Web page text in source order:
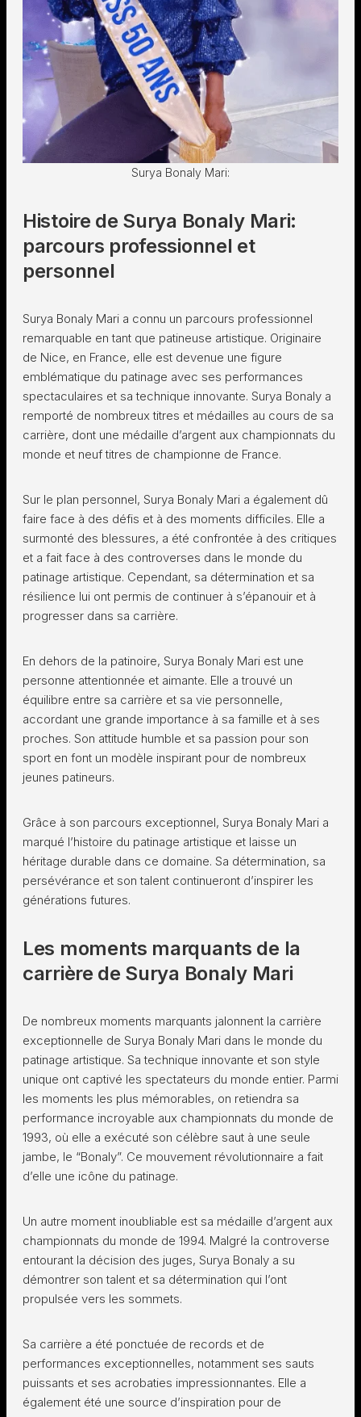
Surya Bonaly Mari:
Histoire de Surya Bonaly Mari:
parcours professionnel et
personnel
Surya Bonaly Mari a connu un parcours professionnel
remarquable en tant que patineuse artistique. Originaire
de Nice, en France, elle est devenue une figure
emblématique du patinage avec ses performances
spectaculaires et sa technique innovante. Surya Bonaly a
remporté de nombreux titres et médailles au cours de sa
carrière, dont une médaille d’argent aux championnats du
monde et neuf titres de championne de France.
Sur le plan personnel, Surya Bonaly Mari a également dû
faire face à des défis et à des moments difficiles. Elle a
surmonté des blessures, a été confrontée à des critiques
et a fait face à des controverses dans le monde du
patinage artistique. Cependant, sa détermination et sa
résilience lui ont permis de continuer à s’épanouir et à
progresser dans sa carrière.
En dehors de la patinoire, Surya Bonaly Mari est une
personne attentionnée et aimante. Elle a trouvé un
équilibre entre sa carrière et sa vie personnelle,
accordant une grande importance à sa famille et à ses
proches. Son attitude humble et sa passion pour son
sport en font un modèle inspirant pour de nombreux
jeunes patineurs.
Grâce à son parcours exceptionnel, Surya Bonaly Mari a
marqué l’histoire du patinage artistique et laisse un
héritage durable dans ce domaine. Sa détermination, sa
persévérance et son talent continueront d’inspirer les
générations futures.
Les moments marquants de la
carrière de Surya Bonaly Mari
De nombreux moments marquants jalonnent la carrière
exceptionnelle de Surya Bonaly Mari dans le monde du
patinage artistique. Sa technique innovante et son style
unique ont captivé les spectateurs du monde entier. Parmi
les moments les plus mémorables, on retiendra sa
performance incroyable aux championnats du monde de
1993, où elle a exécuté son célèbre saut à une seule
jambe, le “Bonaly”. Ce mouvement révolutionnaire a fait
d’elle une icône du patinage.
Un autre moment inoubliable est sa médaille d’argent aux
championnats du monde de 1994. Malgré la controverse
entourant la décision des juges, Surya Bonaly a su
démontrer son talent et sa détermination qui l’ont
propulsée vers les sommets.
Sa carrière a été ponctuée de records et de
performances exceptionnelles, notamment ses sauts
puissants et ses acrobaties impressionnantes. Elle a
également été une source d’inspiration pour de